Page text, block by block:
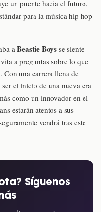
un puente hacia el futuro,
para la música hip hop
aBeastie Boys se siente
a preguntas sobre lo que
Con una carrera llena de
el inicio de una nueva era
como un innovador en el
estarán atentos a sus
vendrá tras este
Síguenos